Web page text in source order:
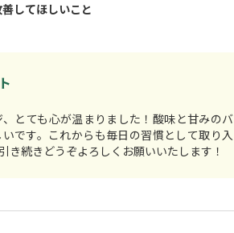
してほしいこと
とても心が温まりました！酸味と甘みのバ
です。これからも毎日の習慣として取り入
き続きどうぞよろしくお願いいたします！